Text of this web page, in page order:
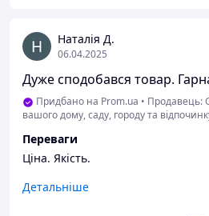
Наталія Д.
06.04.2025
Дуже сподобався товар. Гарна
Придбано на Prom.ua • Продавець:
вашого дому, саду, городу та
Переваги
Ціна. Якість.
Недоліки
Детальніше